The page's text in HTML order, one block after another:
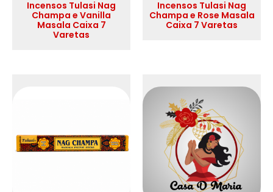
Incensos Tulasi Nag
Champa e Vanilla
Masala Caixa 7
Varetas
Incensos Tulasi Nag
Champa e Rose Masala
Caixa 7 Varetas